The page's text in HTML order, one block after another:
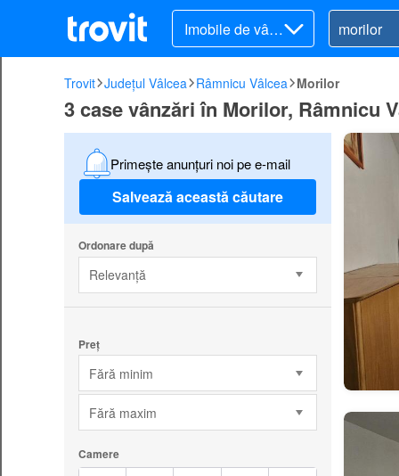
Imobile de vânz
are
Trovit Județul Vâlcea Râmnicu Vâlcea Morilor
3 case vânzări în Morilor, Râmnicu
Primește anunțuri noi pe e-mail
Salvează această căutare
Ordonare după
Relevanță
Preț
Fără minim
Fără maxim
Camere